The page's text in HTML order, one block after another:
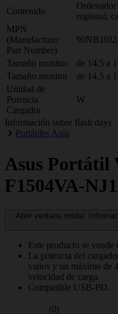
Contenido
regional,
MPN
(Manufacturer
Part Number)
Tamaño monitor
de 14,5 a
Tamaño monitor
de 14,5 a
Unidad de
Potencia
Cargador
W
Información sobre flash days
Portátiles Asus
Asus Portátil
F1504VA-
Abrir ventana modal:
Este producto se
La potencia del
vatios y un máximo de
velocidad de carga.
Compatible USB-PD.
(0)